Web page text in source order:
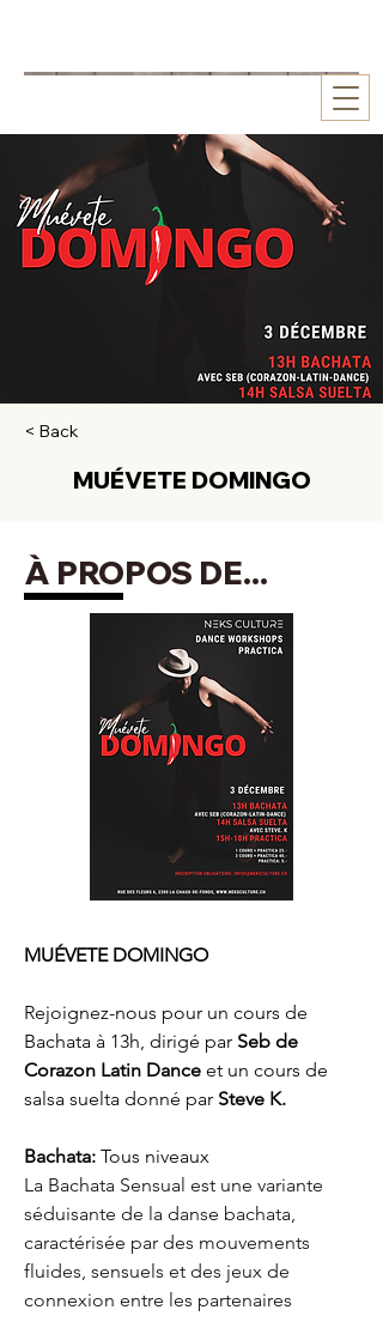
< Back
MUÉVETE DOMINGO
​À PROPOS DE...
MUÉVETE DOMINGO
Rejoignez-nous pour un cours de
Bachata à 13h, dirigé par Seb de
Corazon Latin Dance et un cours de
salsa suelta donné par Steve K.
Bachata: Tous niveaux
La Bachata Sensual est une variante
séduisante de la danse bachata,
caractérisée par des mouvements
fluides, sensuels et des jeux de
connexion entre les partenaires